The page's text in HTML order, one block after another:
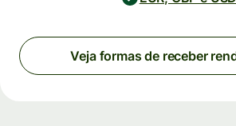
Veja formas de receber